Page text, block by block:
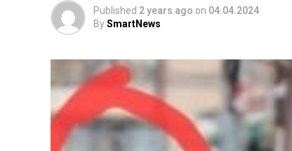
Published 2 years ago on 04.04.2024
BySmartNews